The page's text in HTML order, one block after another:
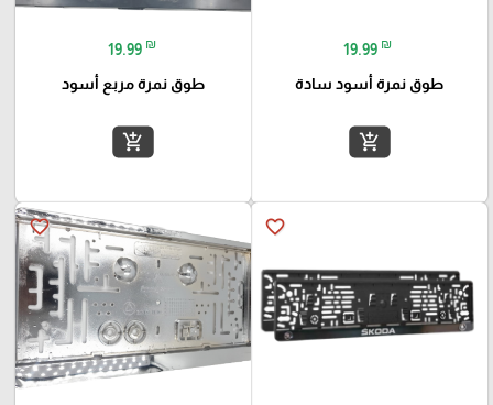
19.99 ₪
طوق نمرة أسود سادة
add_shopping_cart
19.99 ₪
طوق نمرة مربع أسود
add_shopping_cart
favorite_border
favorite_border